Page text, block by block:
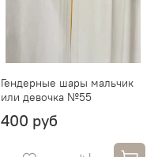
Гендерные шары мальчик
или девочка №55
400 руб